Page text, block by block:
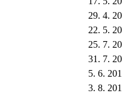
29. 4.
22. 5.
25. 7.
31. 7.
5. 6.
3. 8.